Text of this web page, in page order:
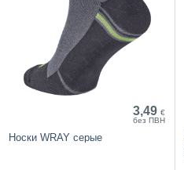
3,49 €
без ПВН
Носки WRAY серые